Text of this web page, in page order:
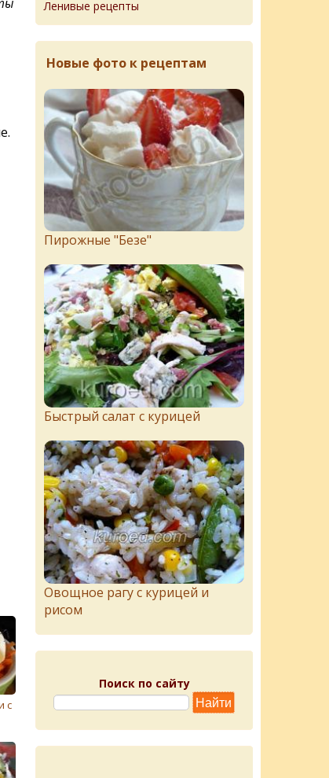
с
Ленивые рецепты
Новые фото к рецептам
Пирожныe "Бeзe"
Быстрый салат с курицей
Овощное рагу с курицей и
рисом
Поиск по сайту